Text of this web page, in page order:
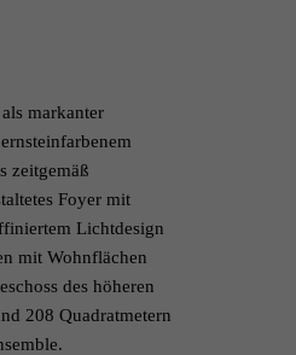
markanter
zeitgemäß
Foyer mit
Lichtdesign
mit Wohnflächen
des höheren
208 Quadratmetern